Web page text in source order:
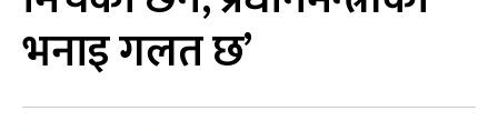
भनाइ गलत छ’